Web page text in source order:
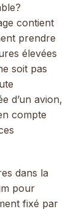
contient
prendre
élevées
soit pas
d’un avion,
compte
dans la
pour
fixé par